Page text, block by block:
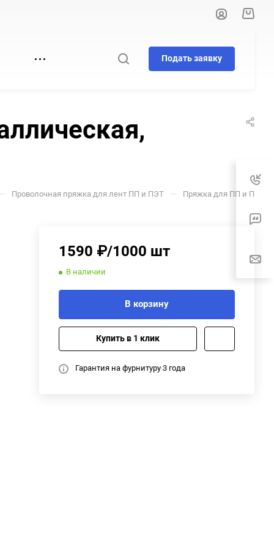
Подать заявку
Проволочная пряжка для лент ПП и ПЭТ — Пряжка для ПП и ПЭТ
1590 ₽/1000 шт
В наличии
В корзину
Купить в 1 клик
Гарантия на фурнитуру 3 года